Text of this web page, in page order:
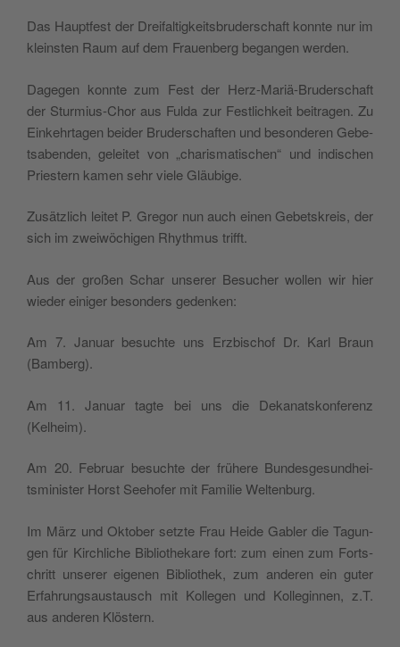
Das Haupt­fe­st der Drei­fal­ti­g­kei­tsbru­der­schaft konn­te nur im
klein­sten Raum auf dem Frauen­berg began­gen werden.
Dage­gen konn­te zum Fest der Herz-Mariä-Bru­der­schaft
der Stur­mius-Chor aus Ful­da zur Festli­ch­keit bei­tra­gen. Zu
Ein­kehr­ta­gen bei­der Bru­der­schaf­ten und beson­de­ren Gebe­
tsa­ben­den, gelei­tet von „cha­ri­sma­ti­schen“ und indi­schen
Prie­stern kamen sehr vie­le Gläubige.
Zusä­tz­lich lei­tet P. Gre­gor nun auch einen Gebe­tskreis, der
sich im zwei­wö­chi­gen Rhy­th­mus trifft.
Aus der großen Schar unse­rer Besu­cher wol­len wir hier
wie­der eini­ger beson­ders gedenken:
Am 7. Januar besu­ch­te uns Erz­bi­schof Dr. Karl Braun
(Bam­berg).
Am 11. Januar tag­te bei uns die Deka­na­tskon­fe­renz
(Kelheim).
Am 20. Februar besu­ch­te der frü­he­re Bun­de­sge­sun­d­hei­
tsmi­ni­ster Hor­st See­ho­fer mit Fami­lie Weltenburg.
Im März und Okto­ber setz­te Frau Hei­de Gabler die Tagun­
gen für Kir­chli­che Biblio­the­ka­re fort: zum einen zum For­ts­
chritt unse­rer eige­nen Biblio­thek, zum ande­ren ein guter
Erfah­rung­sau­stau­sch mit Kol­le­gen und Kol­le­gin­nen, z.T.
aus ande­ren Klöstern.